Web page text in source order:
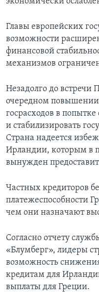
Главы европейских
возможности
финансовой
механизмов
Незадолго до встречи
очередном
госрасходов в
и стабилизировать
Страна надеется
Ирландии, которым в
вынужден
Частных кредиторов
платежеспособности
чем они назначают
Согласно отчету
«Блумберг», лидеры
возможность
кредитам для
выплаты для Греции.